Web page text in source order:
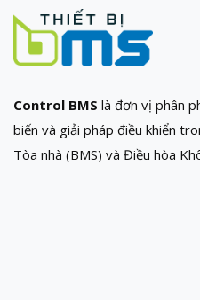
Control BMS là đơn vị phân
biến và giải pháp điều khiển
Tòa nhà (BMS) và Điều hòa